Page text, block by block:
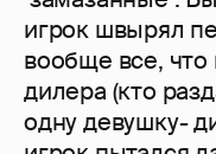
игрок швырял
вообще все, что
дилера (кто
одну девушку-